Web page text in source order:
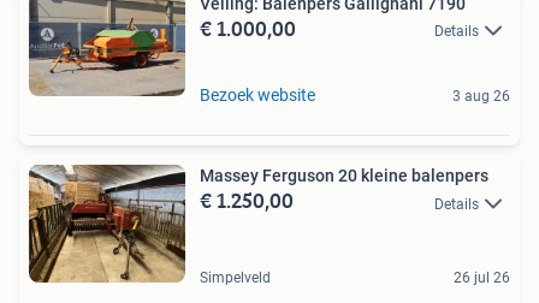
€ 1.000,00 Details
Bezoek website 3 aug 26
Massey Ferguson 20 kleine balenpers
€ 1.250,00 Details
Simpelveld 26 jul 26